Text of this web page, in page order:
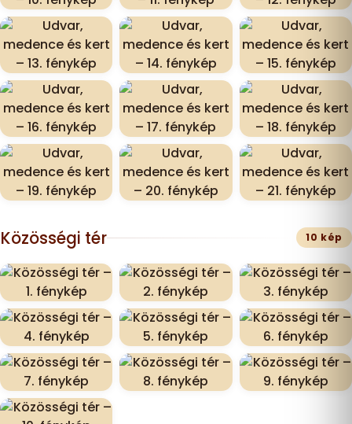
Közösségi tér 10 kép